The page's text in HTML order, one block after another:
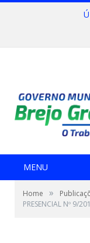
MENU
Home »
PRESENCIAL Nº 9/